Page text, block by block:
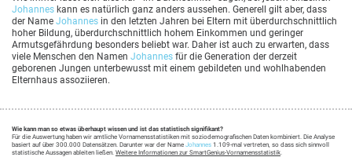
Johannes kann es natürlich ganz anders aussehen. Generell gilt aber, dass
der Name Johannes in den letzten Jahren bei Eltern mit überdurchschnittlich
hoher Bildung, überdurchschnittlich hohem Einkommen und geringer
Armutsgefährdung besonders beliebt war. Daher ist auch zu erwarten, dass
viele Menschen den Namen Johannes für die Generation der derzeit
geborenen Jungen unterbewusst mit einem gebildeten und wohlhabenden
Elternhaus assoziieren.
Wie kann man so etwas überhaupt wissen und ist das statistisch signifikant?
Für die Auswertung haben wir amtliche Vornamensstatistiken mit soziodemografischen Daten kombiniert. Die Analyse
basiert auf über 300.000 Datensätzen. Darunter war der Name Johannes 1.109-mal vertreten, so dass sich sinnvoll
statistische Aussagen ableiten ließen. Weitere Informationen zur SmartGenius-Vornamensstatistik